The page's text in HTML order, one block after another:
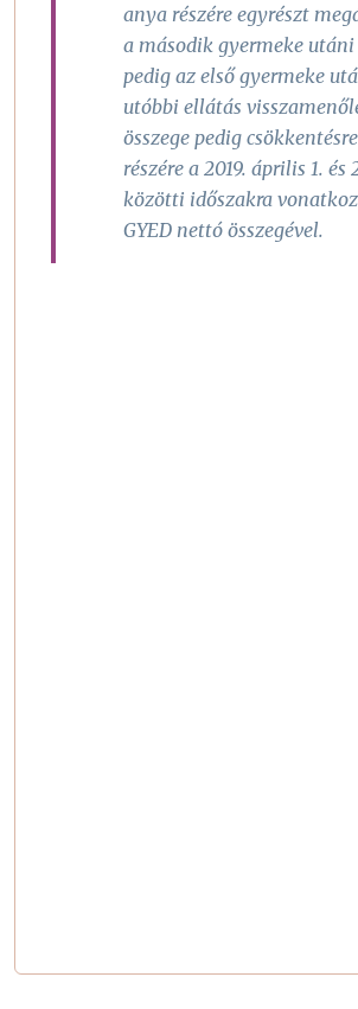
anya részére egyrészt
a második gyermeke utáni
pedig az első gyermeke
utóbbi ellátás
összege pedig
részére a 2019. április 1. és
közötti időszakra
GYED nettó összegével.